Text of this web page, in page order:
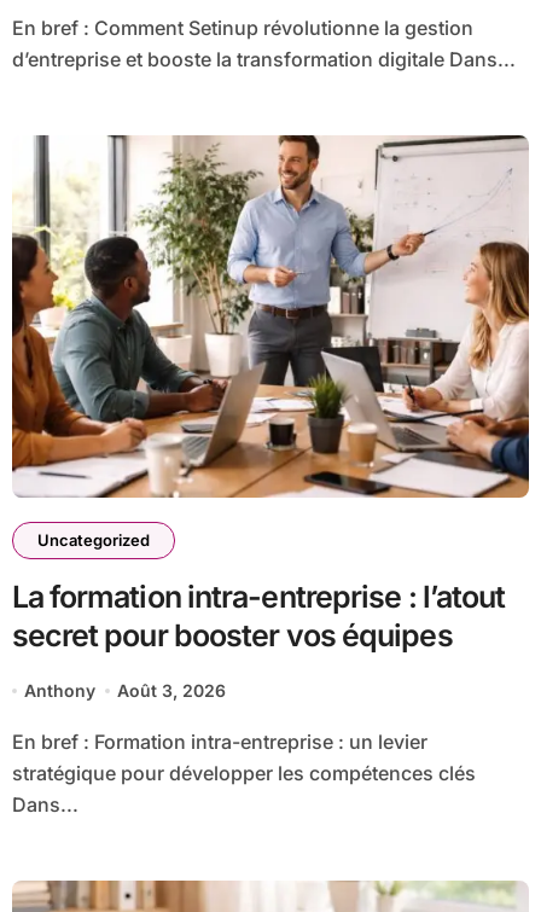
En bref : Comment Setinup révolutionne la gestion
d’entreprise et booste la transformation digitale Dans...
Uncategorized
La formation intra-entreprise : l’atout
secret pour booster vos équipes
Anthony Août 3, 2026
En bref : Formation intra-entreprise : un levier
stratégique pour développer les compétences clés
Dans...